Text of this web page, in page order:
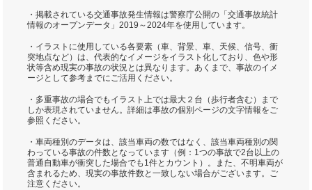
・掲載されている交通事故発生情報は警察庁公開の「交通事故統計
情報のオープンデータ」2019～2024年を使用しています。
・イラストに使用している各要素（車、背景、車、天候、信号、衝
突地点など）は、代表的なイメージをイラスト化しており、色や形
状等含め現実の事故の状況とは異なります。あくまで、事故のイメ
ージとして参考までにご活用ください。
・多重事故の場合でもイラスト上では最大２台（歩行者含む）まで
しか表現されていません。詳細は事故の個別ページの文字情報をご
参照ください。
・車両種別のデータは、該当車両の数ではなく、該当車両種別の関
わっている事故の件数となっています（例：1つの事故で2台以上の
普通自動車が衝突した場合でも1件とカウント）。また、不明車両が
含まれるため、現実の事故件数と一致しない場合がございます。ご
注意ください。